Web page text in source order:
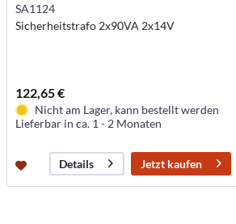
SA1124
Sicherheitstrafo 2x90VA 2x14V
122,65 €
Nicht am Lager, kann bestellt werden
Lieferbar in ca. 1 - 2 Monaten
Details Jetzt kaufen